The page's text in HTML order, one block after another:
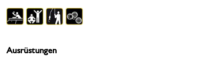
Ausrüstungen